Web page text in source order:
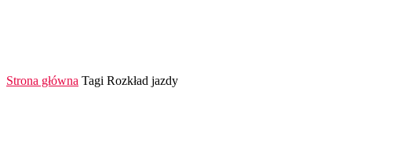
Strona główna Tagi Rozkład jazdy